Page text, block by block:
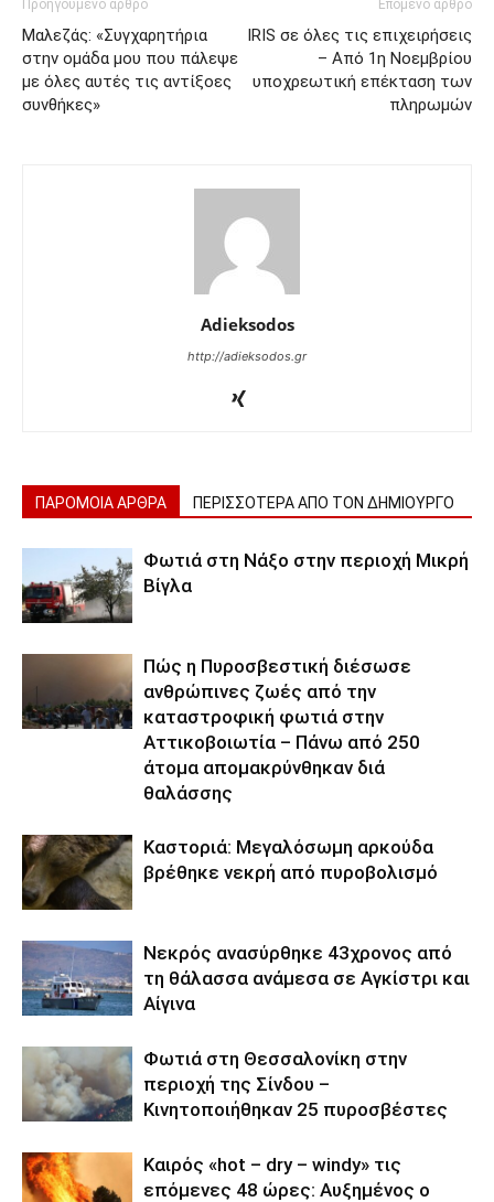
Προηγούμενο άρθρο
Μαλεζάς: «Συγχαρητήρια
στην ομάδα μου που πάλεψε
με όλες αυτές τις αντίξοες
συνθήκες»
Επόμενο άρθρο
IRIS σε όλες τις επιχειρήσεις
– Από 1η Νοεμβρίου
υποχρεωτική επέκταση των
πληρωμών
Adieksodos
http://adieksodos.gr
ΠΑΡΟΜΟΙΑ ΑΡΘΡΑ ΠΕΡΙΣΣΟΤΕΡΑ ΑΠΟ ΤΟΝ ΔΗΜΙΟΥΡΓΟ
Φωτιά στη Νάξο στην περιοχή Μικρή
Βίγλα
Πώς η Πυροσβεστική διέσωσε
ανθρώπινες ζωές από την
καταστροφική φωτιά στην
Αττικοβοιωτία – Πάνω από 250
άτομα απομακρύνθηκαν διά
θαλάσσης
Καστοριά: Μεγαλόσωμη αρκούδα
βρέθηκε νεκρή από πυροβολισμό
Νεκρός ανασύρθηκε 43χρονος από
τη θάλασσα ανάμεσα σε Αγκίστρι και
Αίγινα
Φωτιά στη Θεσσαλονίκη στην
περιοχή της Σίνδου –
Κινητοποιήθηκαν 25 πυροσβέστες
Καιρός «hot – dry – windy» τις
επόμενες 48 ώρες: Αυξημένος ο